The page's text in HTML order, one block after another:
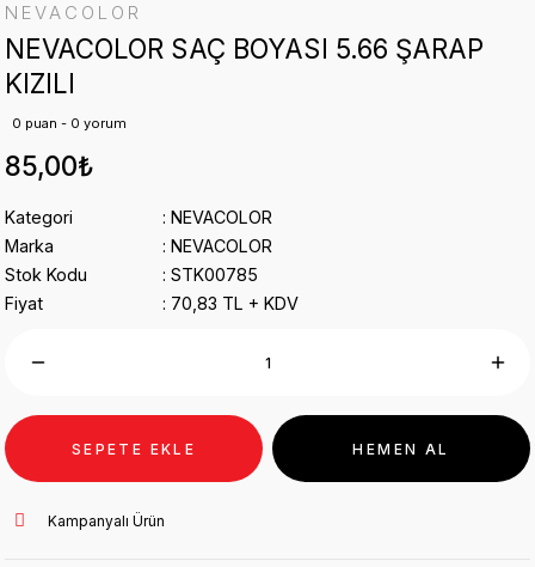
NEVACOLOR
NEVACOLOR SAÇ BOYASI 5.66 ŞARAP
KIZILI
0 puan - 0 yorum
85,00₺
Kategori
NEVACOLOR
Marka
NEVACOLOR
Stok Kodu
STK00785
Fiyat
70,83 TL + KDV
SEPETE EKLE HEMEN AL
Kampanyalı Ürün